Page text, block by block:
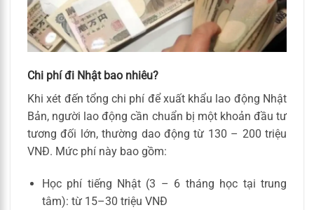
Chi phí đi Nhật bao nhiêu?
Khi xét đến tổng chi phí để xuất khẩu lao động Nhật
Bản, người lao động cần chuẩn bị một khoản đầu tư
tương đối lớn, thường dao động từ 130 – 200 triệu
VNĐ. Mức phí này bao gồm:
Học phí tiếng Nhật (3 – 6 tháng học tại trung
tâm): từ 15–30 triệu VNĐ